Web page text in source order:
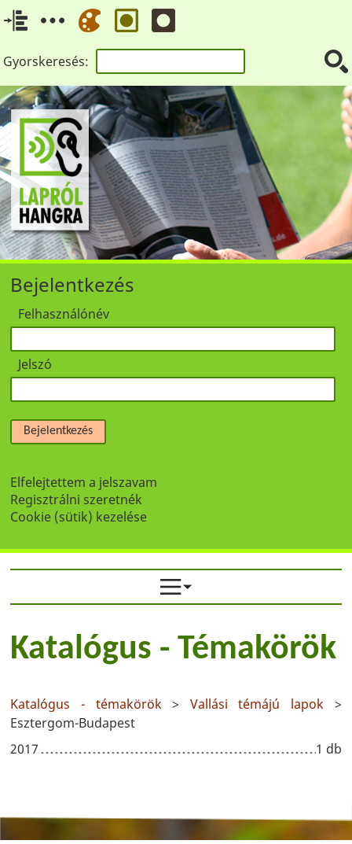
Gyorskeresés:
Bejelentkezés
Felhasználónév
Jelszó
Bejelentkezés
Elfelejtettem a jelszavam
Regisztrálni szeretnék
Cookie (sütik) kezelése
Katalógus - Témakörök
Katalógus - témakörök> Vallási témájú lapok >
Esztergom-Budapest
2017
1 db